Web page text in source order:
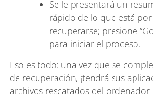
Se le presentará un
rápido de lo que está por
recuperarse; presione
para iniciar el proceso.
Eso es todo: una vez que se
de recuperación, ¡tendrá sus
archivos rescatados del ordenador